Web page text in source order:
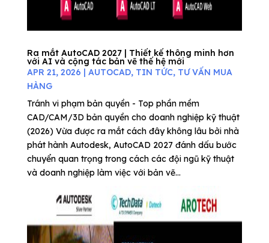
Ra mắt AutoCAD 2027 | Thiết kế thông minh hơn
với AI và cộng tác bản vẽ thế hệ mới
APR 21, 2026 | AUTOCAD, TIN TỨC, TƯ VẤN MUA
HÀNG
Tránh vi phạm bản quyền - Top phần mềm
CAD/CAM/3D bản quyền cho doanh nghiệp kỹ thuật
(2026) Vừa được ra mắt cách đây không lâu bởi nhà
phát hành Autodesk, AutoCAD 2027 đánh dấu bước
chuyển quan trọng trong cách các đội ngũ kỹ thuật
và doanh nghiệp làm việc với bản vẽ...